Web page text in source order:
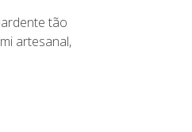
tão
artesanal,